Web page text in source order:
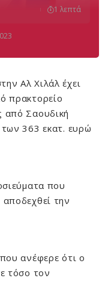
1 λεπτά
Αλ Χιλάλ έχει
πρακτορείο
από Σαουδική
των 363 εκατ. ευρώ
που
την
ανέφερε ότι ο
τόσο τον